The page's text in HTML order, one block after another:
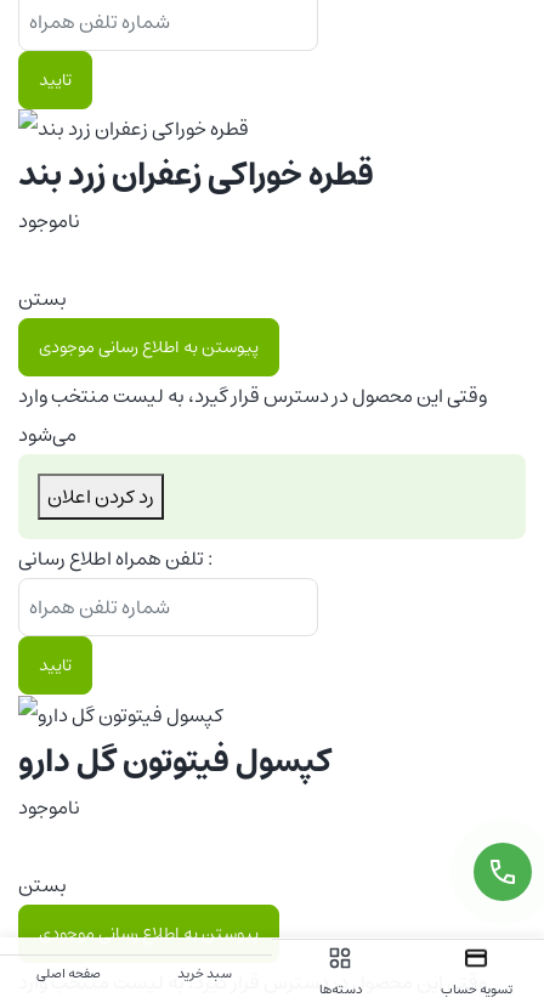
تایید
قطره خوراکی زعفران زرد بند
ناموجود
بستن
پیوستن به اطلاع رسانی موجودی
وقتی این محصول در دسترس قرار گیرد، به لیست منتخب وارد
می‌شود
رد کردن اعلان
تلفن همراه اطلاع رسانی :
تایید
کپسول فیتوتون گل دارو
ناموجود
بستن
پیوستن به اطلاع رسانی موجودی
وقتی این محصول در دسترس قرار گیرد، به لیست منتخب وارد
صفحه اصلی سبد خرید
دسته‌ها تسویه حساب